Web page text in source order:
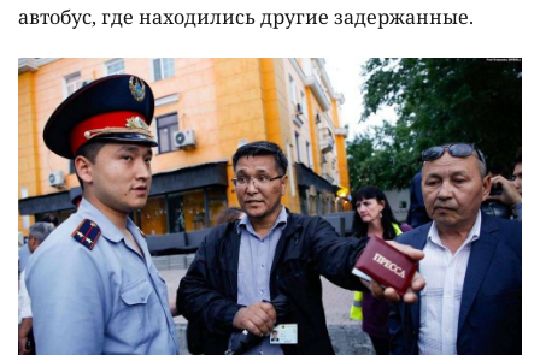
автобус, где находились другие задержанные.